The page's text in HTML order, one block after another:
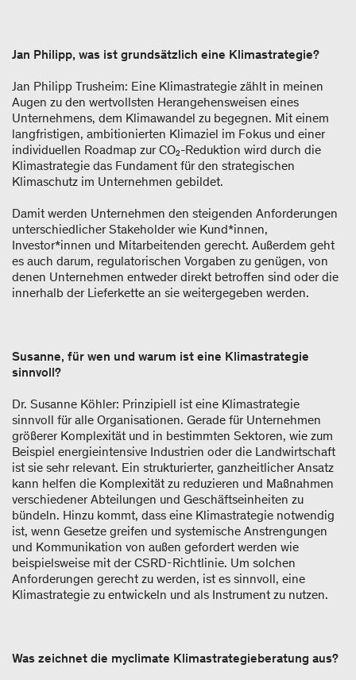
Jan Philipp, was ist grundsätzlich eine Klimastrategie?
Jan Philipp Trusheim: Eine Klimastrategie zählt in meinen
Augen zu den wertvollsten Herangehensweisen eines
Unternehmens, dem Klimawandel zu begegnen. Mit einem
langfristigen, ambitionierten Klimaziel im Fokus und einer
individuellen Roadmap zur CO₂-Reduktion wird durch die
Klimastrategie das Fundament für den strategischen
Klimaschutz im Unternehmen gebildet.
Damit werden Unternehmen den steigenden Anforderungen
unterschiedlicher Stakeholder wie Kund*innen,
Investor*innen und Mitarbeitenden gerecht. Außerdem geht
es auch darum, regulatorischen Vorgaben zu genügen, von
denen Unternehmen entweder direkt betroffen sind oder die
innerhalb der Lieferkette an sie weitergegeben werden.
Susanne, für wen und warum ist eine Klimastrategie
sinnvoll?
Dr. Susanne Köhler: Prinzipiell ist eine Klimastrategie
sinnvoll für alle Organisationen. Gerade für Unternehmen
größerer Komplexität und in bestimmten Sektoren, wie zum
Beispiel energieintensive Industrien oder die Landwirtschaft
ist sie sehr relevant. Ein strukturierter, ganzheitlicher Ansatz
kann helfen die Komplexität zu reduzieren und Maßnahmen
verschiedener Abteilungen und Geschäftseinheiten zu
bündeln. Hinzu kommt, dass eine Klimastrategie notwendig
ist, wenn Gesetze greifen und systemische Anstrengungen
und Kommunikation von außen gefordert werden wie
beispielsweise mit der CSRD-Richtlinie. Um solchen
Anforderungen gerecht zu werden, ist es sinnvoll, eine
Klimastrategie zu entwickeln und als Instrument zu nutzen.
Was zeichnet die myclimate Klimastrategieberatung aus?